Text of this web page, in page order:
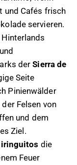
und Cafés frisch
servieren.
derSierra de
Seite
Pinienwälder
Felsen von
und dem
Ziel.
die
Feuer